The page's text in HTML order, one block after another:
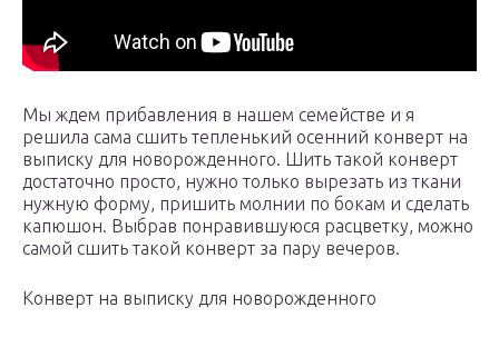
Мы ждем прибавления в нашем семействе и я
решила сама сшить тепленький осенний конверт на
выписку для новорожденного. Шить такой конверт
достаточно просто, нужно только вырезать из ткани
нужную форму, пришить молнии по бокам и сделать
капюшон. Выбрав понравившуюся расцветку, можно
самой сшить такой конверт за пару вечеров.
Конверт на выписку для новорожденного